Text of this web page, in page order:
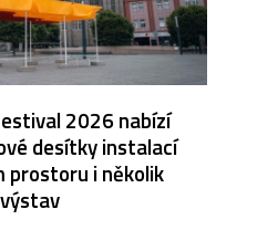
2026 nabízí
desítky instalací
prostoru i několik
výstav